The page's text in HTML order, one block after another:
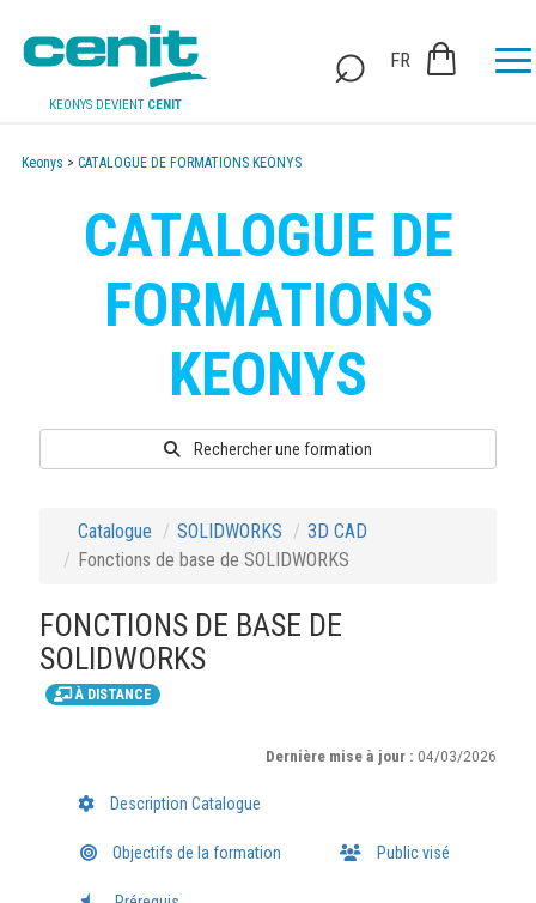
KEONYS DEVIENT CENIT
FR
Keonys > CATALOGUE DE FORMATIONS KEONYS
CATALOGUE DE
FORMATIONS
KEONYS
Rechercher une formation
Catalogue SOLIDWORKS
3D CAD
Fonctions de base de SOLIDWORKS
FONCTIONS DE BASE DE
SOLIDWORKS
À DISTANCE
Dernière mise à jour :04/03/2026
Description Catalogue
Objectifs de la formation Public visé